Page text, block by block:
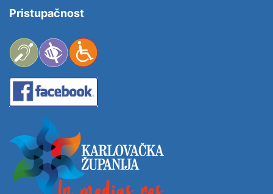
Pristupačnost